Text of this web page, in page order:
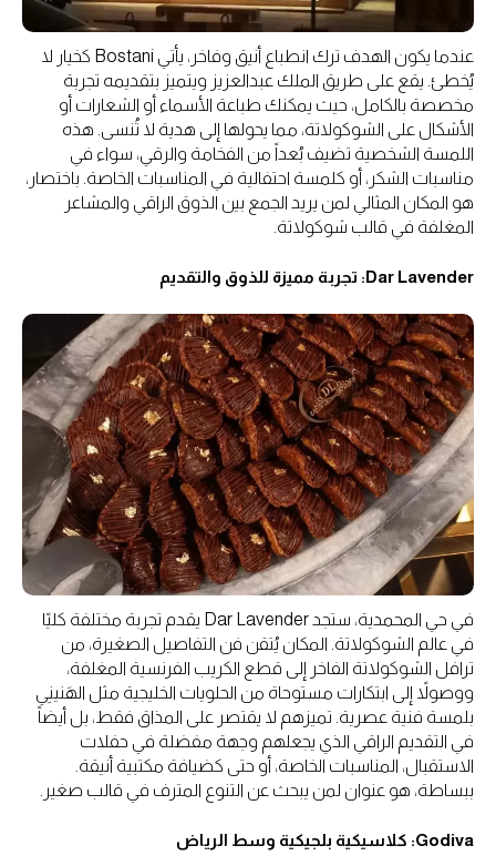
عندما يكون الهدف ترك انطباع أنيق وفاخر، يأتي Bostani كخيار لا
يُخطئ. يقع على طريق الملك عبدالعزيز ويتميز بتقديمه تجربة
مخصصة بالكامل، حيث يمكنك طباعة الأسماء أو الشعارات أو
الأشكال على الشوكولاتة، مما يحولها إلى هدية لا تُنسى. هذه
اللمسة الشخصية تضيف بُعداً من الفخامة والرقي، سواء في
مناسبات الشكر، أو كلمسة احتفالية في المناسبات الخاصة. باختصار،
هو المكان المثالي لمن يريد الجمع بين الذوق الراقي والمشاعر
المغلفة في قالب شوكولاتة.
Dar Lavender: تجربة مميزة للذوق والتقديم
في حي المحمدية، ستجد Dar Lavender يقدم تجربة مختلفة كليًا
في عالم الشوكولاتة. المكان يُتقن فن التفاصيل الصغيرة، من
ترافل الشوكولاتة الفاخر إلى قطع الكريب الفرنسية المغلفة،
ووصولاً إلى ابتكارات مستوحاة من الحلويات الخليجية مثل الهَنينِي
بلمسة فنية عصرية. تميزهم لا يقتصر على المذاق فقط، بل أيضاً
في التقديم الراقي الذي يجعلهم وجهة مفضلة في حفلات
الاستقبال، المناسبات الخاصة، أو حتى كضيافة مكتبية أنيقة.
ببساطة، هو عنوان لمن يبحث عن التنوع المترف في قالب صغير.
Godiva: كلاسيكية بلجيكية وسط الرياض